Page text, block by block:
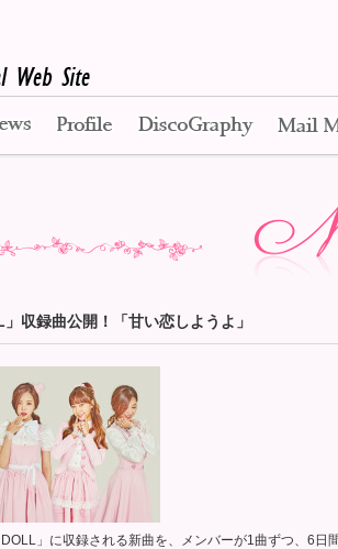
News Profile Disco Graphy
収録曲公開！「甘い恋しようよ」
」に収録される新曲を、メンバーが1曲ずつ、6日